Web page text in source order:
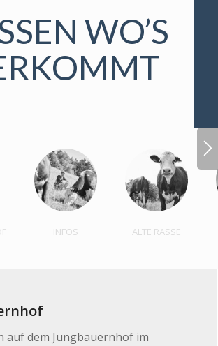
WO’S
INFOS ALTE RASSE
auf dem Jungbauernhof im